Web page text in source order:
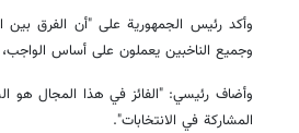
وأكد رئيس الجمهورية على "أن الفرق بين
وجميع الناخبين يعملون على أساس
وأضاف رئيسي: "الفائز في هذا المجال هو
المشاركة في الانتخابات".